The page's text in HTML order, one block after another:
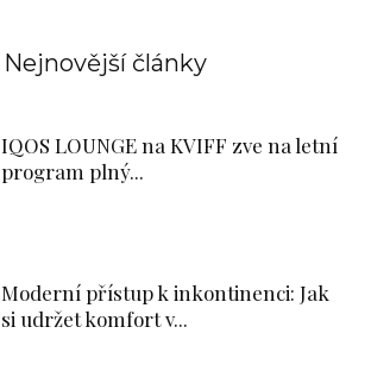
Nejnovější články
IQOS LOUNGE na KVIFF zve na letní
program plný...
Moderní přístup k inkontinenci: Jak
si udržet komfort v...